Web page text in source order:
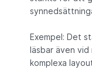
Exempel: Det
läsbar även
komplexa